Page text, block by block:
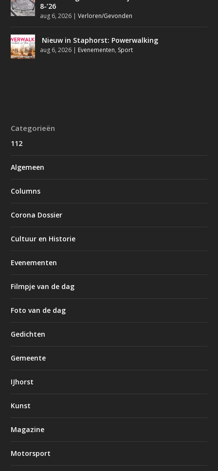
8-’26
aug 6, 2026 |Verloren/Gevonden
Nieuw in Staphorst: Powerwalking
aug 6, 2026 | Evenementen, Sport
Categorieën
112
Algemeen
Columns
Corona Dossier
Cultuur en Historie
Evenementen
Filmpje van de dag
Foto van de dag
Gedichten
Gemeente
IJhorst
Kunst
Magazine
Motorsport